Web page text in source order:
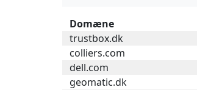
Domæne
trustbox.dk
colliers.com
dell.com
geomatic.dk